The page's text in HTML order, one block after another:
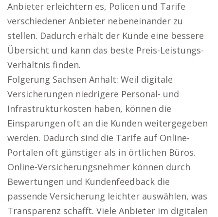
Anbieter erleichtern es, Policen und Tarife
verschiedener Anbieter nebeneinander zu
stellen. Dadurch erhält der Kunde eine bessere
Übersicht und kann das beste Preis-Leistungs-
Verhältnis finden.
Folgerung Sachsen Anhalt: Weil digitale
Versicherungen niedrigere Personal- und
Infrastrukturkosten haben, können die
Einsparungen oft an die Kunden weitergegeben
werden. Dadurch sind die Tarife auf Online-
Portalen oft günstiger als in örtlichen Büros.
Online-Versicherungsnehmer können durch
Bewertungen und Kundenfeedback die
passende Versicherung leichter auswählen, was
Transparenz schafft. Viele Anbieter im digitalen